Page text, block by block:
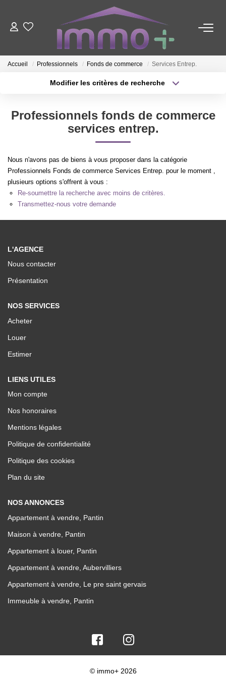
ACHETER
LOUER
FAIRE GÉRER
ESTIMER
NOTRE AGENCE
Nous Contacter
Accueil Professionnels Fonds de commerce Services Entrep.
Modifier les critères de recherche
Type de bien
Surface min
Créer une alerte
Professionnels fonds de commerce
services entrep.
Nous n'avons pas de biens à vous proposer dans la catégorie
Professionnels Fonds de commerce Services Entrep. pour le moment ,
plusieurs options s'offrent à vous :
Re-soumettre la recherche avec moins de critères.
Transmettez-nous votre demande
L'AGENCE
Nous contacter
Présentation
NOS SERVICES
Acheter
Louer
Estimer
LIENS UTILES
Mon compte
Nos honoraires
Mentions légales
Politique de confidentialité
Politique des cookies
Plan du site
NOS ANNONCES
Appartement à vendre, Pantin
Maison à vendre, Pantin
Appartement à louer, Pantin
Appartement à vendre, Aubervilliers
Appartement à vendre, Le pre saint gervais
Immeuble à vendre, Pantin
© immo+ 2026